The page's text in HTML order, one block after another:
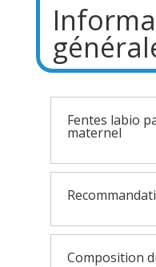
Fentes labio
maternel
Composition